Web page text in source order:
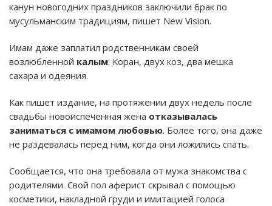
канун новогодних праздников заключили брак по
мусульманским традициям, пишет New Vision.
Имам даже заплатил родственникам своей
возлюбленной калым: Коран, двух коз, два мешка
сахара и одеяния.
Как пишет издание, на протяжении двух недель после
свадьбы новоиспеченная жена отказывалась
заниматься с имамом любовью. Более того, она даже
не раздевалась перед ним, когда они ложились спать.
Сообщается, что она требовала от мужа знакомства с
родителями. Свой пол аферист скрывал с помощью
косметики, накладной груди и имитацией голоса